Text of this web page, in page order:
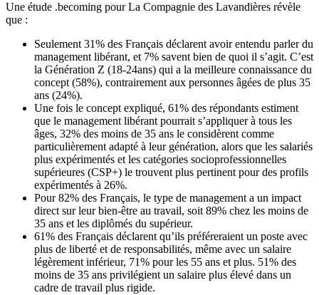
Une étude .becoming pour La Compagnie des Lavandières révèle
que :
Seulement 31% des Français déclarent avoir entendu parler du
management libérant, et 7% savent bien de quoi il s’agit. C’est
la Génération Z (18-24ans) qui a la meilleure connaissance du
concept (58%), contrairement aux personnes âgées de plus 35
ans (24%).
Une fois le concept expliqué, 61% des répondants estiment
que le management libérant pourrait s’appliquer à tous les
âges, 32% des moins de 35 ans le considèrent comme
particulièrement adapté à leur génération, alors que les salariés
plus expérimentés et les catégories socioprofessionnelles
supérieures (CSP+) le trouvent plus pertinent pour des profils
expérimentés à 26%.
Pour 82% des Français, le type de management a un impact
direct sur leur bien-être au travail, soit 89% chez les moins de
35 ans et les diplômés du supérieur.
61% des Français déclarent qu’ils préféreraient un poste avec
plus de liberté et de responsabilités, même avec un salaire
légèrement inférieur, 71% pour les 55 ans et plus. 51% des
moins de 35 ans privilégient un salaire plus élevé dans un
cadre de travail plus rigide.